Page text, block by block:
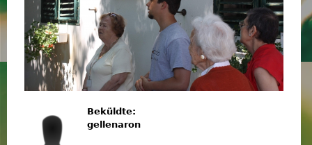
Beküldte:
gellenaron